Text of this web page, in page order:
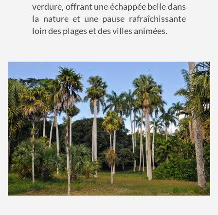
verdure, offrant une échappée belle dans
la nature et une pause rafraîchissante
loin des plages et des villes animées.